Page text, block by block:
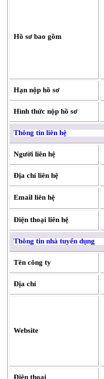
Hồ sơ bao gồm
Hạn nộp hồ sơ
Hình thức nộp hồ sơ
Thông tin liên hệ
Người liên hệ
Địa chỉ liên hệ
Email liên hệ
Điện thoại liên hệ
Thông tin nhà tuyển dụng
Tên công ty
Địa chỉ
Website
Điện thoại